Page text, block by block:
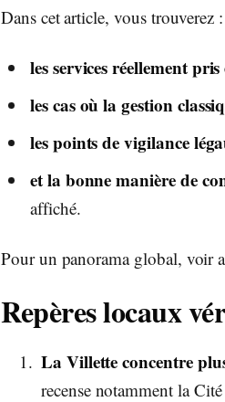
Dans cet article, vous trouverez :
les services réellement
les cas où la gestion
les points de vigilance
et la bonne manière de
affiché.
Pour un panorama global, voir
Repères locaux
La Villette concentre
recense notamment la